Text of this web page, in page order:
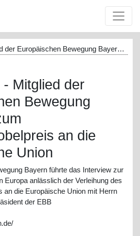
europafels - Mitglied der Europäischen Bewegung Bayern ...
Mitglied der
Bewegung
an die
Union
Bayern führte das Interview zur
Europa anlässlich der Verleihung des
an die Europäische Union mit Herrn
der EBB